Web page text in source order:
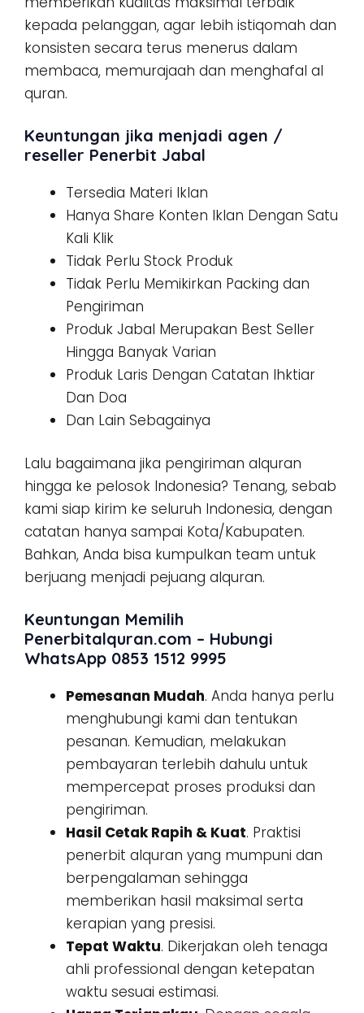
kepada pelanggan, agar lebih istiqomah dan
konsisten secara terus menerus dalam
membaca, memurajaah dan menghafal al
quran.
Keuntungan jika menjadi agen /
reseller Penerbit Jabal
Tersedia Materi Iklan
Hanya Share Konten Iklan Dengan Satu
Kali Klik
Tidak Perlu Stock Produk
Tidak Perlu Memikirkan Packing dan
Pengiriman
Produk Jabal Merupakan Best Seller
Hingga Banyak Varian
Produk Laris Dengan Catatan Ihktiar
Dan Doa
Dan Lain Sebagainya
Lalu bagaimana jika pengiriman alquran
hingga ke pelosok Indonesia? Tenang, sebab
kami siap kirim ke seluruh Indonesia, dengan
catatan hanya sampai Kota/Kabupaten.
Bahkan, Anda bisa kumpulkan team untuk
berjuang menjadi pejuang alquran.
Keuntungan Memilih
Penerbitalquran.com – Hubungi
WhatsApp 0853 1512 9995
Pemesanan Mudah. Anda hanya perlu
menghubungi kami dan tentukan
pesanan. Kemudian, melakukan
pembayaran terlebih dahulu untuk
mempercepat proses produksi dan
pengiriman.
Hasil Cetak Rapih & Kuat. Praktisi
penerbit alquran yang mumpuni dan
berpengalaman sehingga
memberikan hasil maksimal serta
kerapian yang presisi.
Tepat Waktu. Dikerjakan oleh tenaga
ahli professional dengan ketepatan
waktu sesuai estimasi.